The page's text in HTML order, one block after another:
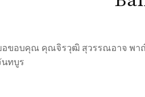
อขอบคุณ คุณจิรวุฒิ สุวรรณอาจ พาณิช
นทบูร